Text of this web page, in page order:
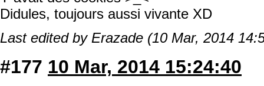
Didules, toujours aussi vivante XD
Last edited by Erazade (10 Mar, 2014
#177 10 Mar, 2014 15:24:40